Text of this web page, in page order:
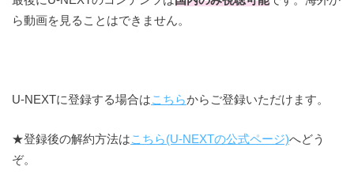
ら動画を見ることはできません。
U-NEXTに登録する場合はこちらからご登録いただけます。
★登録後の解約方法はこちら(U-NEXTの公式ページ)へどう
ぞ。